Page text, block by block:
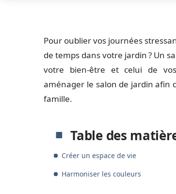
Pour oublier vos journées
de temps dans votre jardin ? Un
votre bien-être et celui de
aménager le salon de jardin afin
famille.
Table des
Créer un espace de vie
Harmoniser les couleurs